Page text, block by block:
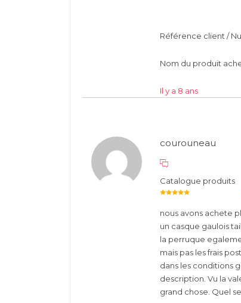
Référence client /
Nom du produit
Il y a 8 ans
courouneau
Catalogue produits
nous avons achete
un casque gaulois
la perruque
mais pas les frais
dans les conditions
description. Vu la
grand chose. Quel